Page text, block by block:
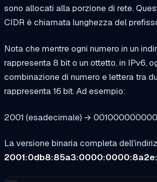
sono allocati alla porzione di rete.
CIDR è chiamata lunghezza del
Nota che mentre ogni numero in un
rappresenta 8 bit o un ottetto, in IPv6,
combinazione di numero e lettera tra
rappresenta 16 bit. Ad esempio:
2001 (esadecimale) →
La versione binaria completa